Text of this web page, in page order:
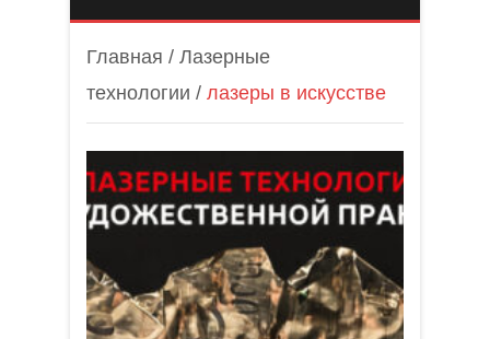
Главная / Лазерные
технологии / лазеры в искусстве